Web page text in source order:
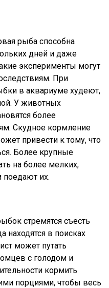
рыба способна
дней и даже
эксперименты могут
При
в аквариуме худеют,
У животных
более
Скудное кормление
привести к тому, что
Более крупные
на более мелких,
поедают их.
стремятся съесть
находятся в поисках
может путать
с голодом и
кормить
порциями, чтобы весь